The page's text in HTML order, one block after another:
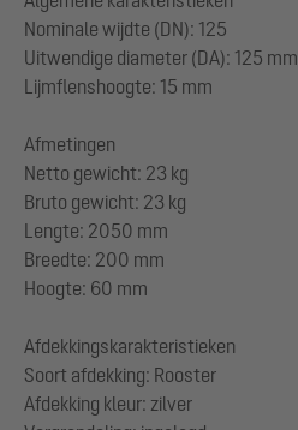
Nominale wijdte (DN): 125
Uitwendige diameter (DA): 125 mm
Lijmflenshoogte: 15 mm
Afmetingen
Netto gewicht: 23 kg
Bruto gewicht: 23 kg
Lengte: 2050 mm
Breedte: 200 mm
Hoogte: 60 mm
Afdekkingskarakteristieken
Soort afdekking: Rooster
Afdekking kleur: zilver